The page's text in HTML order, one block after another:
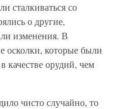
сталкиваться со
о другие,
изменения. В
осколки, которые были
качестве орудий, чем
чисто случайно, то